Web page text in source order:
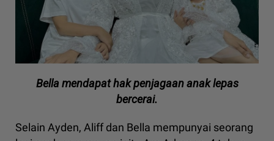
Bella mendapat hak penjagaan anak lepas
bercerai.
Selain Ayden, Aliff dan Bella mempunyai seorang